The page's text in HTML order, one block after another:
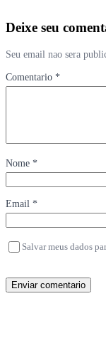
Deixe seu
Seu email nao sera
Comentario *
Nome *
Email *
Salvar meus dados
Enviar comentario